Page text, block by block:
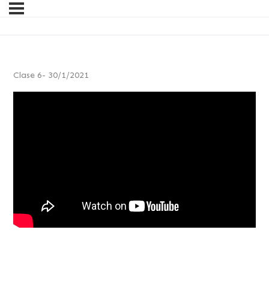
Clase 6- 30/1/2021